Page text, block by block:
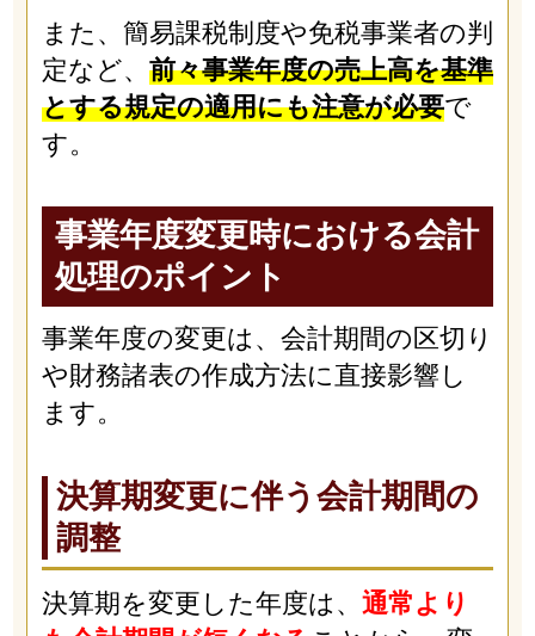
また、簡易課税制度や免税事業者の判
定など、 前々事業年度の売上高を基準
とする規定の適用にも注意が必要で
す。
事業年度変更時における会計
処理のポイント
事業年度の変更は、会計期間の区切り
や財務諸表の作成方法に直接影響し
ます。
決算期変更に伴う会計期間の
調整
決算期を変更した年度は、 通常より